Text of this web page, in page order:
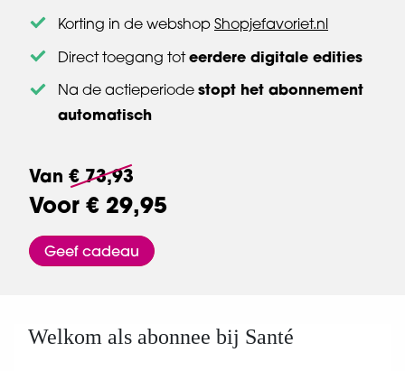
Korting in de webshop Shopjefavoriet.nl
Direct toegang toteerdere digitale edities
Na de actieperiode stopt het abonnement
automatisch
Van € 73,93
Voor € 29,95
Geef cadeau